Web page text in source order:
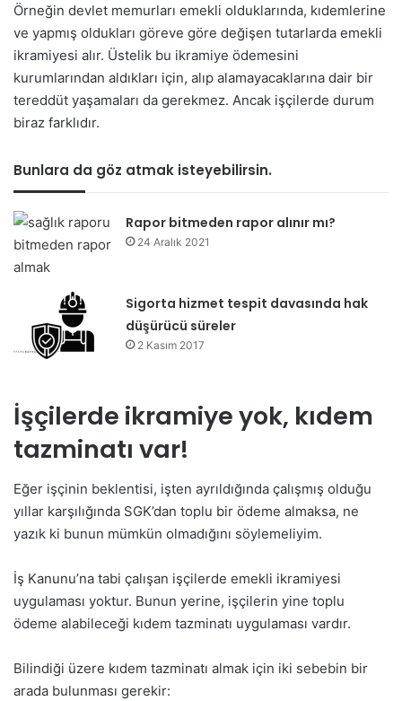
Örneğin devlet memurları emekli olduklarında, kıdemlerine
ve yapmış oldukları göreve göre değişen tutarlarda emekli
ikramiyesi alır. Üstelik bu ikramiye ödemesini
kurumlarından aldıkları için, alıp alamayacaklarına dair bir
tereddüt yaşamaları da gerekmez. Ancak işçilerde durum
biraz farklıdır.
Bunlara da göz atmak isteyebilirsin.
Rapor bitmeden rapor alınır mı?
24 Aralık 2021
Sigorta hizmet tespit davasında hak
düşürücü süreler
2 Kasım 2017
İşçilerde ikramiye yok, kıdem
tazminatı var!
Eğer işçinin beklentisi, işten ayrıldığında çalışmış olduğu
yıllar karşılığında SGK’dan toplu bir ödeme almaksa, ne
yazık ki bunun mümkün olmadığını söylemeliyim.
İş Kanunu’na tabi çalışan işçilerde emekli ikramiyesi
uygulaması yoktur. Bunun yerine, işçilerin yine toplu
ödeme alabileceği kıdem tazminatı uygulaması vardır.
Bilindiği üzere kıdem tazminatı almak için iki sebebin bir
arada bulunması gerekir: